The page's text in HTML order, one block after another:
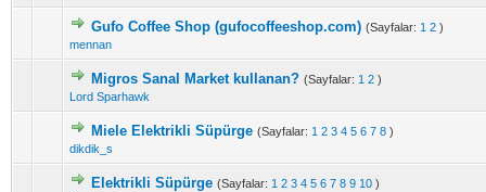
Gufo Coffee Shop (gufocoffeeshop.com) (Sayfalar: 1 2 )
mennan
Migros Sanal Market kullanan? (Sayfalar: 1 2 )
Lord Sparhawk
Miele Elektrikli Süpürge (Sayfalar: 1 2 3 4 5 6 7 8 )
dikdik_s
Elektrikli Süpürge (Sayfalar: 1 2 3 4 5 6 7 8 9 10 )